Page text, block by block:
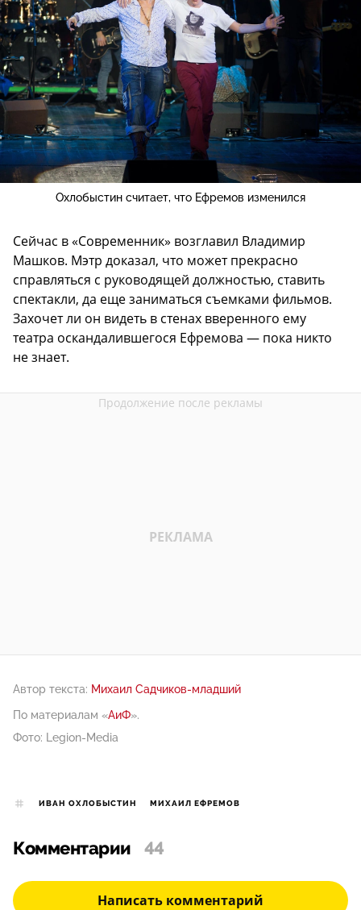
Охлобыстин считает, что Ефремов изменился
Сейчас в «Современник» возглавил Владимир
Машков. Мэтр доказал, что может прекрасно
справляться с руководящей должностью, ставить
спектакли, да еще заниматься съемками фильмов.
Захочет ли он видеть в стенах вверенного ему
театра оскандалившегося Ефремова — пока никто
не знает.
Автор текста: Михаил Садчиков-младший
По материалам «АиФ».
Фото: Legion-Media
ИВАН ОХЛОБЫСТИН МИХАИЛ ЕФРЕМОВ
Комментарии 44
Написать комментарий